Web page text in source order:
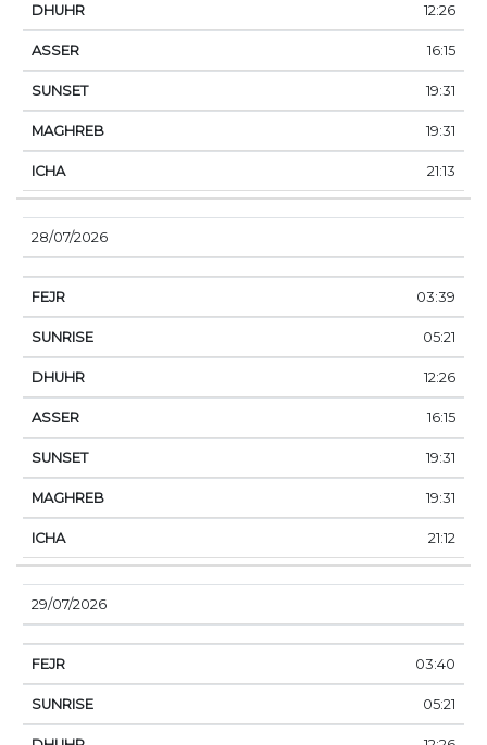
12:26
16:15
19:31
19:31
21:13
28/07/2026
03:39
05:21
12:26
16:15
19:31
19:31
21:12
29/07/2026
03:40
05:21